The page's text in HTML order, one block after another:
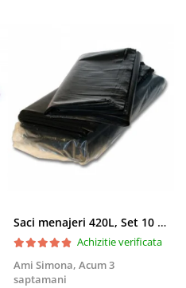
Saci menajeri 420L, Set 10 bucati
Achizitie verificata
Ami Simona, Acum 3
saptamani